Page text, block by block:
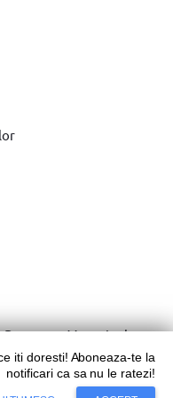
Centrul Logistic
iti doresti! Aboneaza-te la
notificari ca sa nu le ratezi!